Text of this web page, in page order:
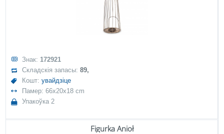
Знак: 172921
Складскія запасы:89,
Кошт:увайдзіце
Памер: 66x20x18 cm
Упакоўка 2
Figurka Anioł